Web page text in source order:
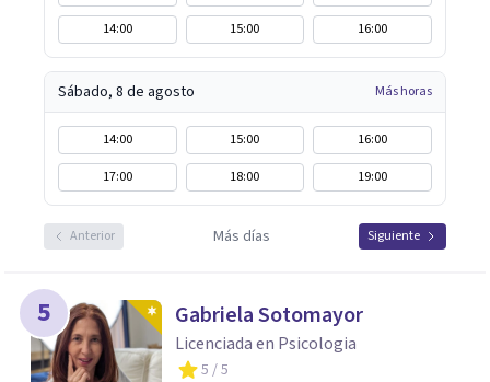
14:00
15:00 16:00
Sábado, 8 de agosto Más horas
14:00 15:00
16:00
17:00
18:00 19:00
Anterior Más días Siguiente
5 Gabriela Sotomayor
Licenciada en Psicologia
5 / 5